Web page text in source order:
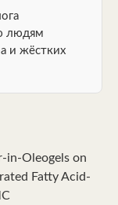
людям
и жёстких
on
Fatty Acid‐